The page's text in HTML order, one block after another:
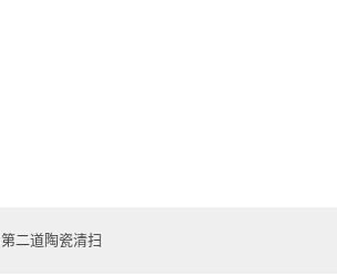
第二道陶瓷清扫